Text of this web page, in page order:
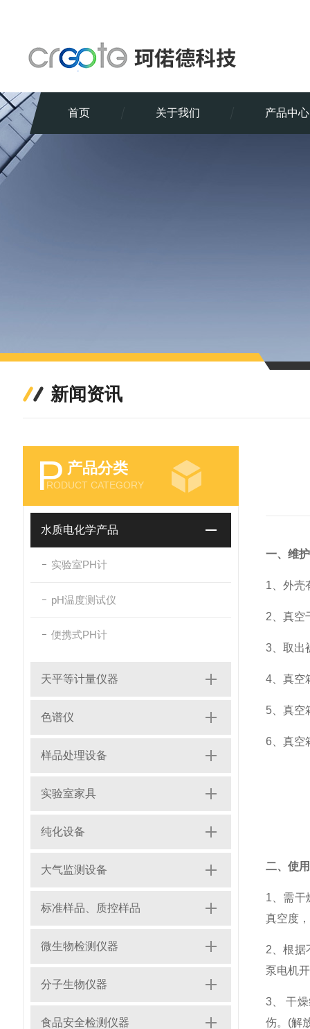
首页 关于我们 产品中心
新闻资讯
P 产品分类
RODUCT CATEGORY
水质电化学产品
实验室PH计
pH温度测试仪
便携式PH计
天平等计量仪器
色谱仪
样品处理设备
实验室家具
纯化设备
大气监测设备
标准样品、质控样品
微生物检测仪器
分子生物仪器
食品安全检测仪器
一、维
1、外壳
2、真空
3、取出
4、真空
5、真空
6、真空
二、使
1、需干
真空度
2、根据
泵电机
3、 干
伤。(解